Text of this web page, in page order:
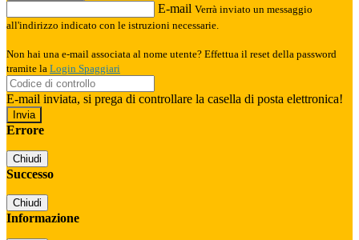
E-mail Verrà inviato un messaggio
all'indirizzo indicato con le istruzioni necessarie.
Non hai una e-mail associata al nome utente? Effettua il reset della password
tramite la Login Spaggiari
E-mail inviata, si prega di controllare la casella di posta elettronica!
Errore
Chiudi
Successo
Chiudi
Informazione